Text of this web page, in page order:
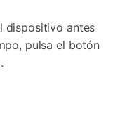
dispositivo antes
pulsa el botón